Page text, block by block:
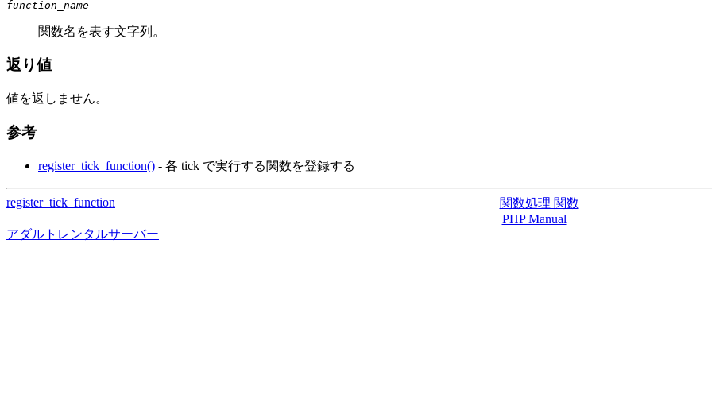
function_name
関数名を表す文字列。
返り値
値を返しません。
参考
register_tick_function() - 各 tick で実行する関数を登録する
register_tick_function
関数処理 関数
PHP Manual
アダルトレンタルサーバー